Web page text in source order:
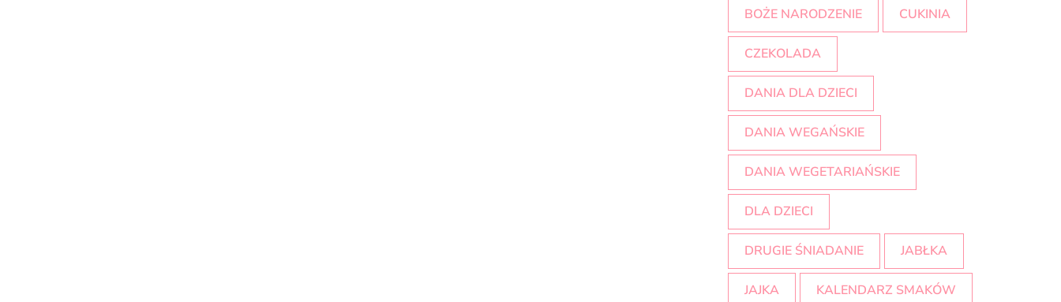
BOŻE NARODZENIE CUKINIA
CZEKOLADA
DANIA DLA DZIECI
DANIA WEGAŃSKIE
DANIA WEGETARIAŃSKIE
DLA DZIECI
DRUGIE ŚNIADANIE JABŁKA
JAJKA KALENDARZ SMAKÓW